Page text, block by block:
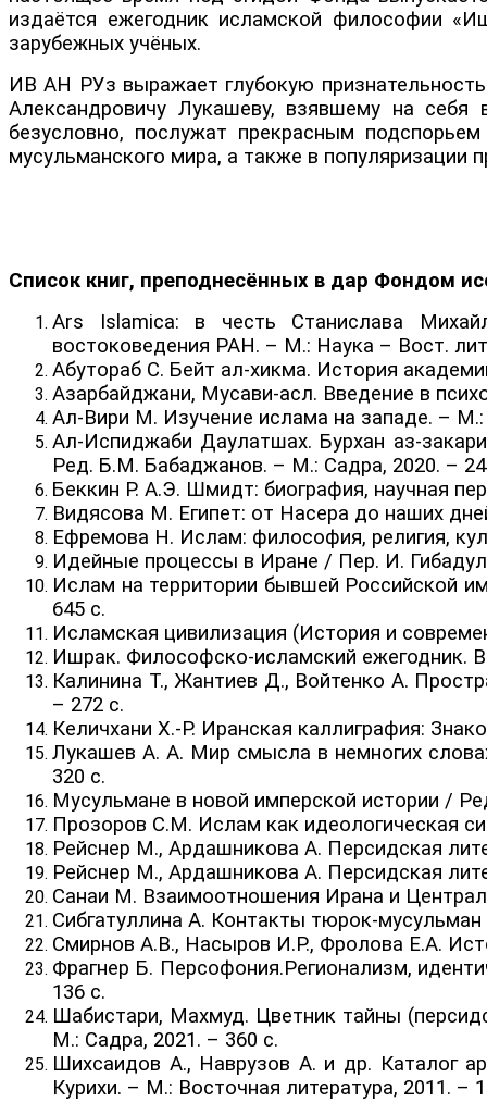
издаётся ежегодник исламской философии
зарубежных учёных.
ИВ АН РУз выражает глубокую
Александровичу Лукашеву, взявшему на
безусловно, послужат прекрасным
мусульманского мира, а также в
Список книг, преподнесённых в дар Фондом
Ars Islamica: в честь Станислава
востоковедения РАН. – М.: Наука – Вост.
Абутораб С. Бейт ал-хикма. История
Азарбайджани, Мусави-асл. Введение в
Ал-Вири М. Изучение ислама на западе. – М.:
Ал-Испиджаби Даулатшах. Бурхан аз-
Ред. Б.М. Бабаджанов. – М.: Садра, 2020. –
Беккин Р. А.Э. Шмидт: биография, научная
Видясова М. Египет: от Насера до наших
Ефремова Н. Ислам: философия, религия,
Идейные процессы в Иране / Пер. И.
Ислам на территории бывшей Российской
645 с.
Исламская цивилизация (История и
Ишрак. Философско-исламский ежегодник.
Калинина Т., Жантиев Д., Войтенко А.
– 272 с.
Келичхани Х.-Р. Иранская каллиграфия:
Лукашев А. А. Мир смысла в немногих
320 с.
Мусульмане в новой имперской истории /
Прозоров С.М. Ислам как идеологическая
Рейснер М., Ардашникова А. Персидская
Рейснер М., Ардашникова А. Персидская
Санаи М. Взаимоотношения Ирана и
Сибгатуллина А. Контакты тюрок-
Смирнов А.В., Насыров И.Р., Фролова Е.А.
Фрагнер Б. Персофония.Регионализм,
136 с.
Шабистари, Махмуд. Цветник тайны
М.: Садра, 2021. – 360 с.
Шихсаидов А., Наврузов А. и др. Каталог
Курихи. – М.: Восточная литература, 2011. –